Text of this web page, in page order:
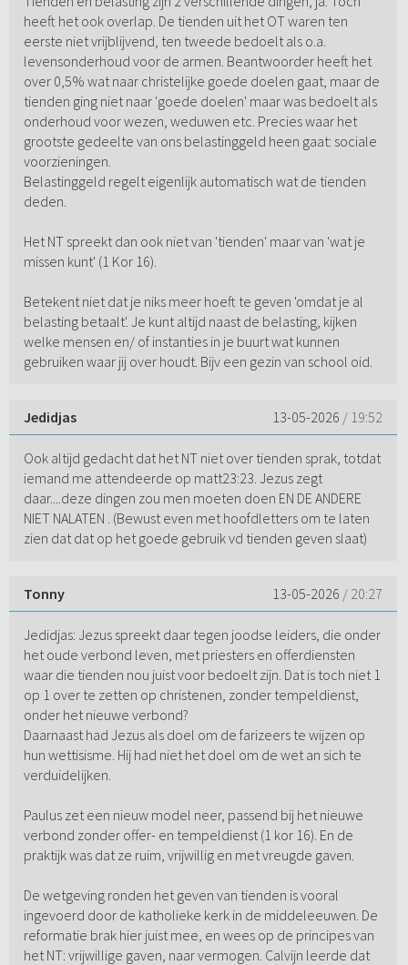
heeft het ook overlap. De tienden uit het OT waren ten
eerste niet vrijblijvend, ten tweede bedoelt als o.a.
levensonderhoud voor de armen. Beantwoorder heeft het
over 0,5% wat naar christelijke goede doelen gaat, maar de
tienden ging niet naar 'goede doelen' maar was bedoelt als
onderhoud voor wezen, weduwen etc. Precies waar het
grootste gedeelte van ons belastinggeld heen gaat: sociale
voorzieningen.
Belastinggeld regelt eigenlijk automatisch wat de tienden
deden.
Het NT spreekt dan ook niet van 'tienden' maar van 'wat je
missen kunt' (1 Kor 16).
Betekent niet dat je niks meer hoeft te geven 'omdat je al
belasting betaalt'. Je kunt altijd naast de belasting, kijken
welke mensen en/ of instanties in je buurt wat kunnen
gebruiken waar jij over houdt. Bijv een gezin van school oid.
Jedidjas 13-05-2026 / 19:52
Ook altijd gedacht dat het NT niet over tienden sprak, totdat
iemand me attendeerde op matt23:23. Jezus zegt
daar....deze dingen zou men moeten doen EN DE ANDERE
NIET NALATEN . (Bewust even met hoofdletters om te laten
zien dat dat op het goede gebruik vd tienden geven slaat)
Tonny 13-05-2026 / 20:27
Jedidjas: Jezus spreekt daar tegen joodse leiders, die onder
het oude verbond leven, met priesters en offerdiensten
waar die tienden nou juist voor bedoelt zijn. Dat is toch niet 1
op 1 over te zetten op christenen, zonder tempeldienst,
onder het nieuwe verbond?
Daarnaast had Jezus als doel om de farizeers te wijzen op
hun wettisisme. Hij had niet het doel om de wet an sich te
verduidelijken.
Paulus zet een nieuw model neer, passend bij het nieuwe
verbond zonder offer- en tempeldienst (1 kor 16). En de
praktijk was dat ze ruim, vrijwillig en met vreugde gaven.
De wetgeving ronden het geven van tienden is vooral
ingevoerd door de katholieke kerk in de middeleeuwen. De
reformatie brak hier juist mee, en wees op de principes van
het NT: vrijwillige gaven, naar vermogen. Calvijn leerde dat